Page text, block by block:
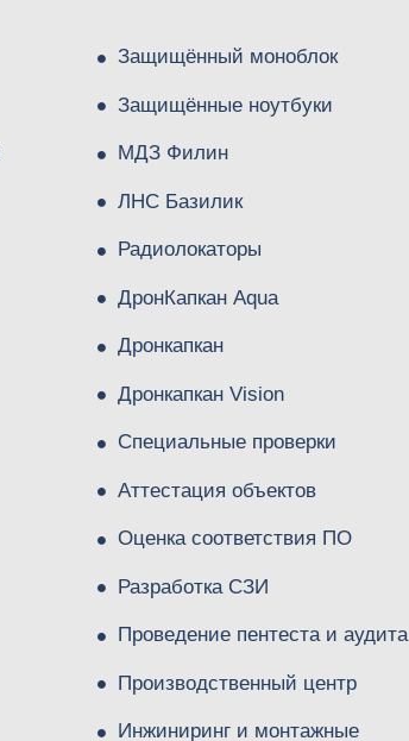
Защищённый моноблок
Защищённые ноутбуки
МДЗ Филин
ЛНС Базилик
Радиолокаторы
ДронКапкан Aqua
Дронкапкан
Дронкапкан Vision
Специальные проверки
Аттестация объектов
Оценка соответствия ПО
Разработка СЗИ
Проведение пентеста и аудита
Производственный центр
Инжиниринг и монтажные